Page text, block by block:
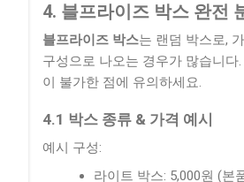
4. 블프라이즈 박스 완전
블프라이즈 박스는 랜덤 박스로,
구성으로 나오는 경우가 많습니다.
이 불가한 점에 유의하세요.
4.1 박스 종류 & 가격 예시
예시 구성:
라이트 박스: 5,000원 (본